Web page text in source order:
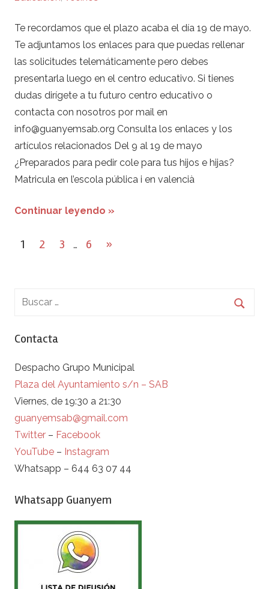
Te recordamos que el plazo acaba el día 19 de mayo.
Te adjuntamos los enlaces para que puedas rellenar
las solicitudes telemáticamente pero debes
presentarla luego en el centro educativo. Si tienes
dudas dirígete a tu futuro centro educativo o
contacta con nosotros por mail en
info@guanyemsab.org Consulta los enlaces y los
artículos relacionados Del 9 al 19 de mayo
¿Preparados para pedir cole para tus hijos e hijas?
Matricula en l’escola pública i en valencià
Continuar leyendo »
Paginación
1 2 3 … 6
Next
»
Contacta
Despacho Grupo Municipal
Plaza del Ayuntamiento s/n – SAB
Viernes, de 19:30 a 21:30
guanyemsab@gmail.com
Twitter – Facebook
YouTube – Instagram
Whatsapp – 644 63 07 44
Whatsapp Guanyem